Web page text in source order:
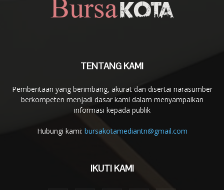
TENTANG KAMI
Pemberitaan yang berimbang, akurat dan disertai narasumber
berkompeten menjadi dasar kami dalam menyampaikan
informasi kepada publik
Hubungi kami: bursakotamediantn@gmail.com
IKUTI KAMI